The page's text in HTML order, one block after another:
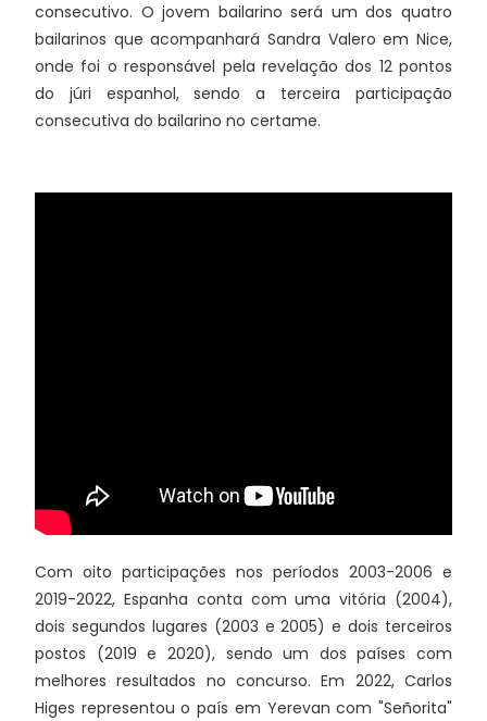
consecutivo. O jovem bailarino será um dos quatro
bailarinos que acompanhará Sandra Valero em Nice,
onde foi o responsável pela revelação dos 12 pontos
do júri espanhol, sendo a terceira participação
consecutiva do bailarino no certame.
Com oito participações nos períodos 2003-2006 e
2019-2022, Espanha conta com uma vitória (2004),
dois segundos lugares (2003 e 2005) e dois terceiros
postos (2019 e 2020), sendo um dos países com
melhores resultados no concurso. Em 2022, Carlos
Higes representou o país em Yerevan com "Señorita"